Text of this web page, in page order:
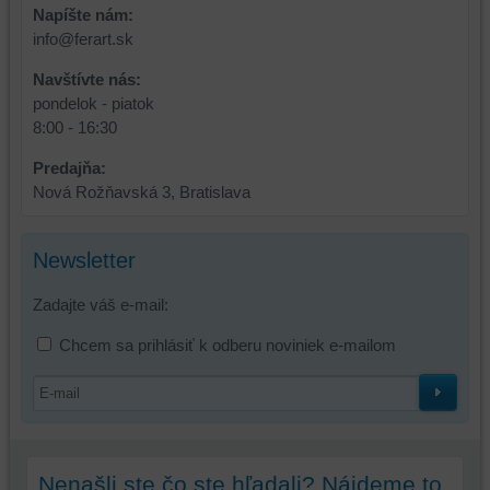
Napíšte nám:
info@ferart.sk
Navštívte nás:
pondelok - piatok
8:00 - 16:30
Predajňa:
Nová Rožňavská 3, Bratislava
Newsletter
Zadajte váš e-mail:
Chcem sa prihlásiť k odberu noviniek e-mailom
Nenašli ste čo ste hľadali? Nájdeme to
dosiahnutie
základnej
funkčnosti
platformy,
zážitku
prehliadania
a
ktoré
zlepšujú
váš
zážitok
z
ukladať
niektoré
preferencií
toho,
aby
mali
bez